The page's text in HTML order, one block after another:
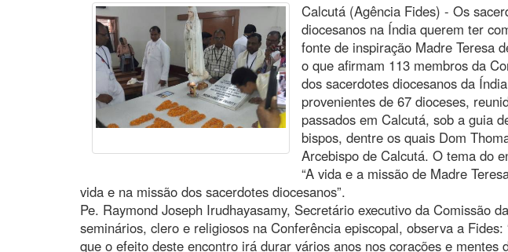
Calcutá (Agência Fides) - Os
diocesanos na Índia querem ter
fonte de inspiração Madre Teresa
o que afirmam 113 membros da
dos sacerdotes diocesanos da
provenientes de 67 dioceses,
passados em Calcutá, sob a guia
bispos, dentre os quais Dom
Arcebispo de Calcutá. O tema do
“A vida e a missão de Madre
vida e na missão dos sacerdotes diocesanos”.
Pe. Raymond Joseph Irudhayasamy, Secretário executivo da Comissão
seminários, clero e religiosos na Conferência episcopal, observa a Fides:
que o efeito deste encontro irá durar vários anos nos corações e mentes